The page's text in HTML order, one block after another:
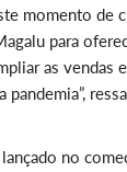
momento de
para
as vendas
pandemia”,
no